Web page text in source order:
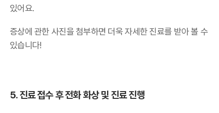
있어요.
증상에 관한 사진을 첨부하면 더욱 자세한 진료를 받아 볼 수
있습니다!
5. 진료 접수 후 전화 화상 및 진료 진행